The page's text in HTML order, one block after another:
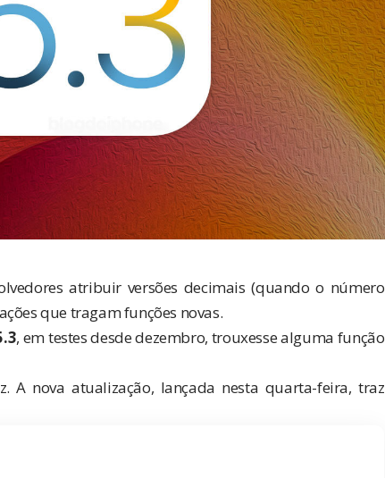
atribuir versões decimais (quando o número
que tragam funções novas.
, em testes desde dezembro, trouxesse alguma função
A nova atualização, lançada nesta quarta-feira, traz